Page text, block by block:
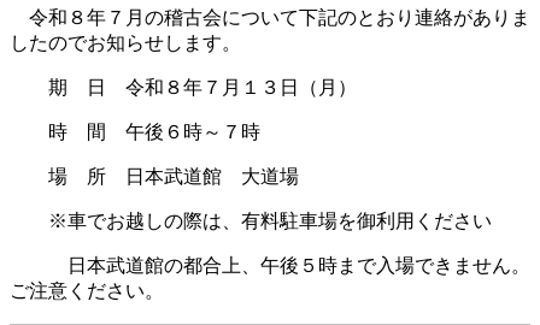
令和８年７月の稽古会について下記のとおり連絡がありま
したのでお知らせします。
期 日 令和８年７月１３日（月）
時 間 午後６時～７時
場 所 日本武道館 大道場
※車でお越しの際は、有料駐車場を御利用ください
日本武道館の都合上、午後５時まで入場できません。
ご注意ください。